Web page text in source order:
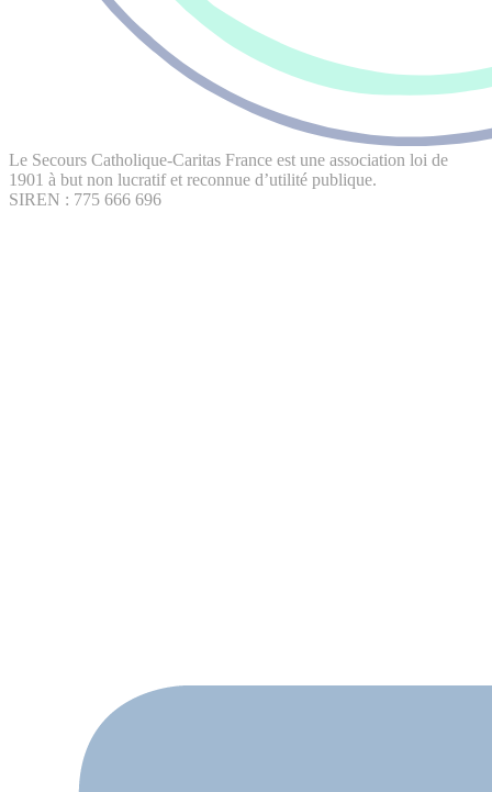
Le Secours Catholique-Caritas France est une association loi de
1901 à but non lucratif et reconnue d’utilité publique.
SIREN : 775 666 696